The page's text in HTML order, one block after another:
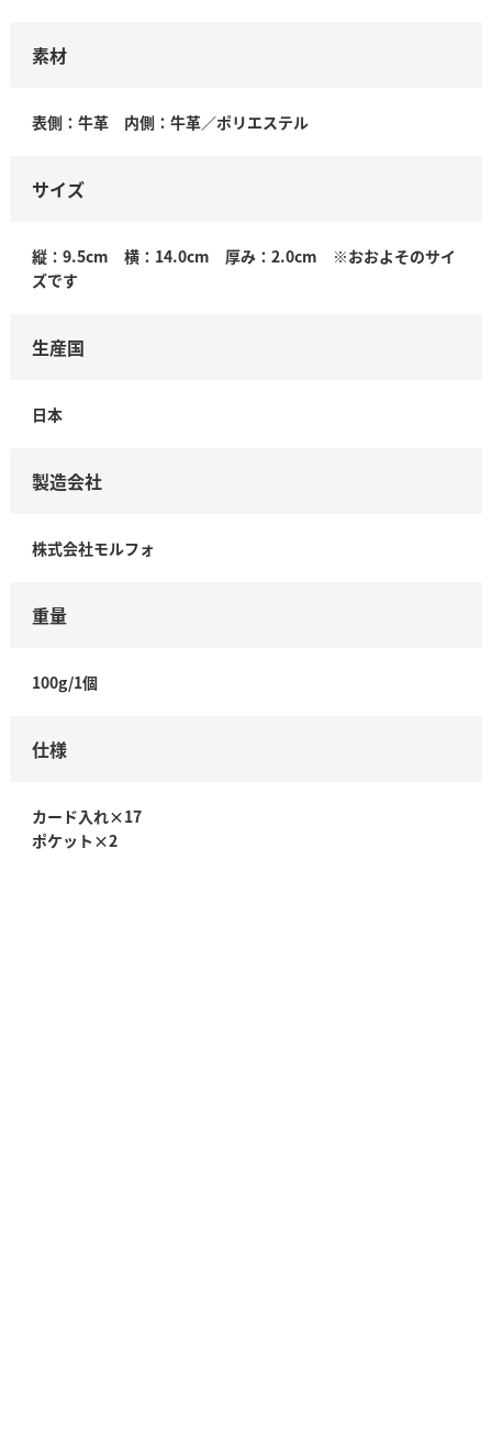
素材
表側：牛革 内側：牛革／ポリエステル
サイズ
縦：9.5cm 横：14.0cm 厚み：2.0cm ※おおよそのサイ
ズです
生産国
日本
製造会社
株式会社モルフォ
重量
100g/1個
仕様
カード入れ×17
ポケット×2